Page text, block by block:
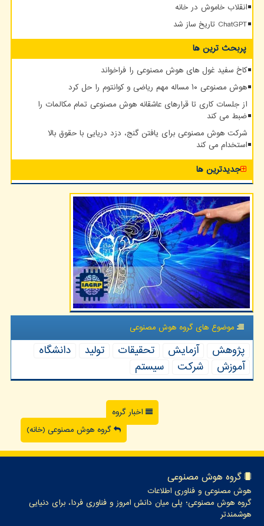
انقلاب خاموش در خانه
ChatGPT تاریخ ساز شد
پربحث ترین ها
کاخ سفید غول های هوش مصنوعی را فراخواند
هوش مصنوعی ۱۰ مساله مهم ریاضی و کوانتوم را حل کرد
از جلسات کاری تا قرارهای عاشقانه هوش مصنوعی تمام مکالمات را
ضبط می کند
شرکت هوش مصنوعی برای یافتن گنج، دزد دریایی با حقوق بالا
استخدام می کند
جدیدترین ها
موضوع های گروه هوش مصنوعی
پژوهش آزمایش تحقیقات تولید
دانشگاه
آموزش
شركت سیستم
اخبار گروه
گروه هوش مصنوعی (خانه)
گروه هوش مصنوعی
هوش مصنوعی و فناوری اطلاعات
گروه هوش مصنوعی؛ پلی میان دانش امروز و فناوری فردا، برای دنیایی
هوشمندتر